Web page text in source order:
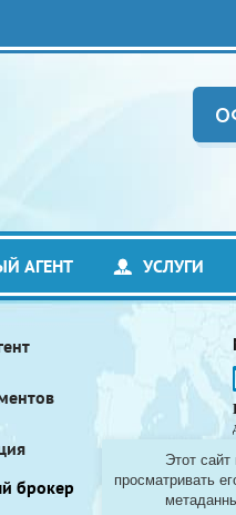
Этот
просматривать
АГЕНТ УСЛУГИ
брокер